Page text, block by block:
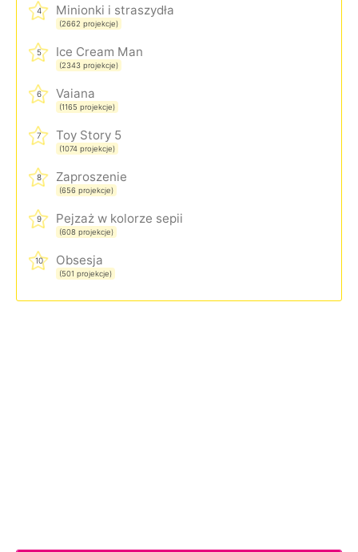
4 Minionki i straszydła
(2662 projekcje)
5 Ice Cream Man
(2343 projekcje)
6 Vaiana
(1165 projekcje)
7 Toy Story 5
(1074 projekcje)
8 Zaproszenie
(656 projekcje)
9 Pejzaż w kolorze sepii
(608 projekcje)
10 Obsesja
(501 projekcje)